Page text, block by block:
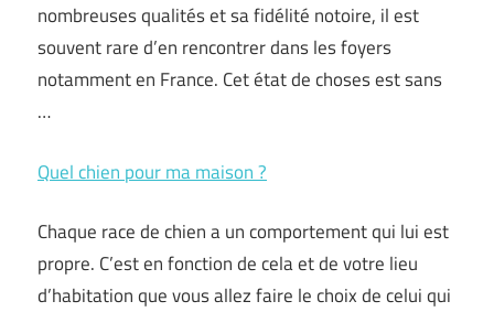
nombreuses qualités et sa fidélité notoire, il est
souvent rare d’en rencontrer dans les foyers
notamment en France. Cet état de choses est sans
…
Quel chien pour ma maison ?
Chaque race de chien a un comportement qui lui est
propre. C’est en fonction de cela et de votre lieu
d’habitation que vous allez faire le choix de celui qui